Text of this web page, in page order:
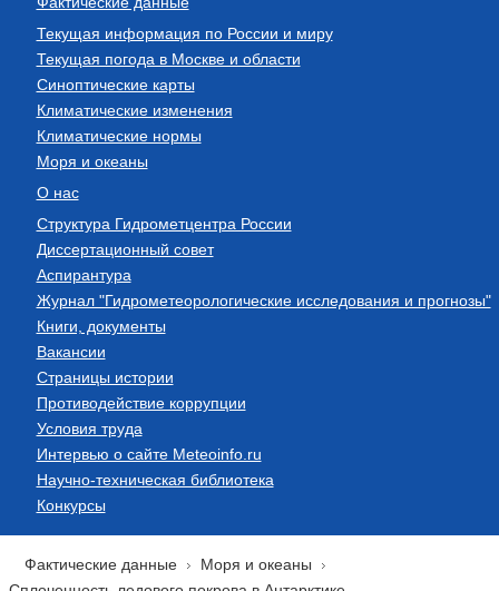
Текущая информация по России и миру
Текущая погода в Москве и области
Синоптические карты
Климатические изменения
Климатические нормы
Моря и океаны
О нас
Структура Гидрометцентра России
Диссертационный совет
Аспирантура
Журнал "Гидрометеорологические исследования и прогнозы"
Книги, документы
Вакансии
Страницы истории
Противодействие коррупции
Условия труда
Интервью о сайте Meteoinfo.ru
Научно-техническая библиотека
Конкурсы
Фактические данные
Моря и океаны